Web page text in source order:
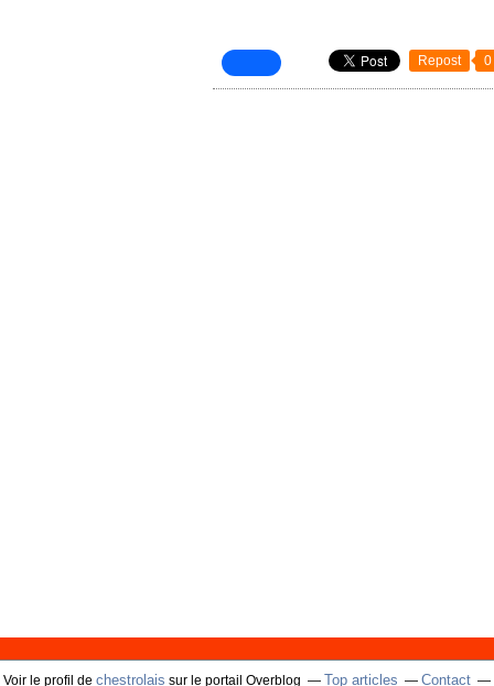
Repost 0
Voir le profil de chestrolais sur le portail Overblog Top articles Contact